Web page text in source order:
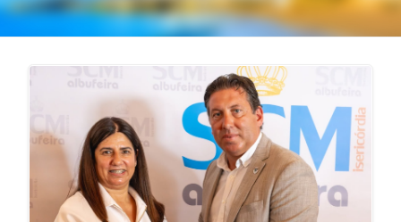
Assembleia
Informações
Notícias
Contactos